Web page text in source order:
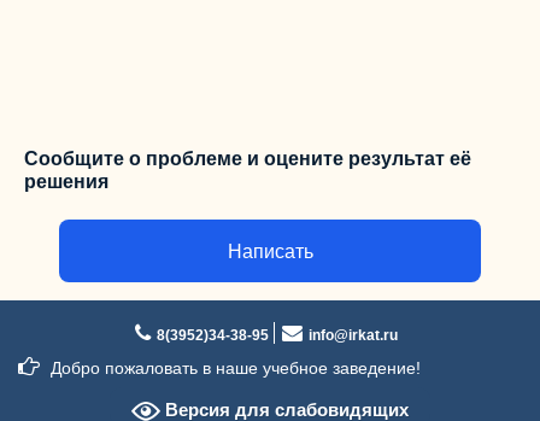
Сообщите о проблеме и оцените результат её
решения
Написать
содержимому
8(3952)34-38-95 info@irkat.ru
Добро пожаловать в наше учебное заведение!
Версия для слабовидящих